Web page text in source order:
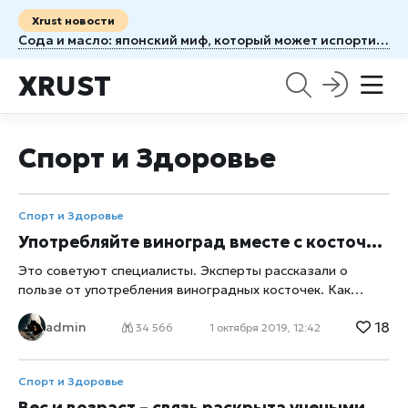
Xrust новости
Сода и масло: японский миф, который может испортить кожу
XRUST
Спорт и Здоровье
Спорт и Здоровье
Употребляйте виноград вместе с косточками!
Это советуют специалисты. Эксперты рассказали о
пользе от употребления виноградных косточек. Как
количество ресвератрола – вещества, помогающего в
сосудистой системы и снижающего риск развития
болезни Альцгеймера. Согласно последним
исследованиям, в косточках винограда количество
admin 34 566 1 октября 2019, 12:42 18
Спорт и Здоровье